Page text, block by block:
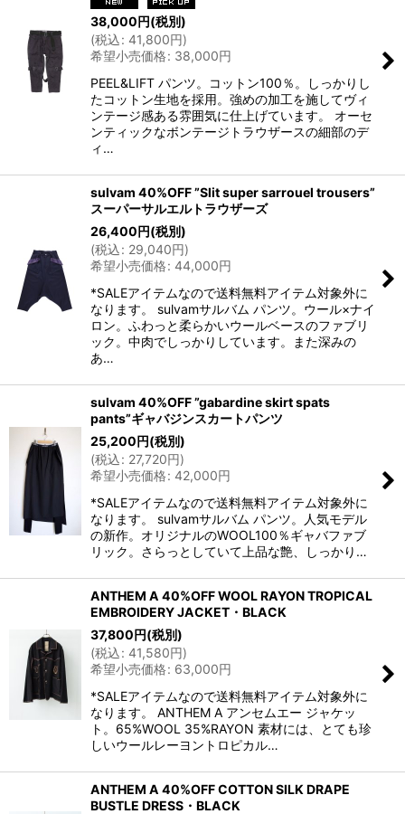
38,000円(税別)
(税込: 41,800円)
希望小売価格: 38,000円
PEEL&LIFT パンツ。コットン100％。しっかりし
たコットン生地を採用。強めの加工を施してヴィ
ンテージ感ある雰囲気に仕上げています。 オーセ
ンティックなボンテージトラウザースの細部のデ
ィ…
sulvam 40%OFF ”Slit super sarrouel trousers”
スーパーサルエルトラウザーズ
26,400円(税別)
(税込: 29,040円)
希望小売価格: 44,000円
*SALEアイテムなので送料無料アイテム対象外に
なります。 sulvamサルバム パンツ。ウール×ナイ
ロン。ふわっと柔らかいウールベースのファブリ
ック。中肉でしっかりしています。また深みの
あ…
sulvam 40%OFF ”gabardine skirt spats
pants”ギャバジンスカートパンツ
25,200円(税別)
(税込: 27,720円)
希望小売価格: 42,000円
*SALEアイテムなので送料無料アイテム対象外に
なります。 sulvamサルバム パンツ。人気モデル
の新作。オリジナルのWOOL100％ギャバファブ
リック。さらっとしていて上品な艶、しっかり…
ANTHEM A 40%OFF WOOL RAYON TROPICAL
EMBROIDERY JACKET・BLACK
37,800円(税別)
(税込: 41,580円)
希望小売価格: 63,000円
*SALEアイテムなので送料無料アイテム対象外に
なります。 ANTHEM A アンセムエー ジャケッ
ト。65%WOOL 35%RAYON 素材には、とても珍
しいウールレーヨントロピカル…
ANTHEM A 40%OFF COTTON SILK DRAPE
BUSTLE DRESS・BLACK